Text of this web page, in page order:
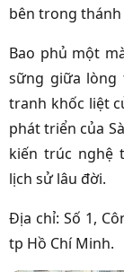
bên trong
Bao phủ một
sững giữa lòng
tranh khốc liệt
phát triển của
kiến trúc nghệ
lịch sử lâu đời.
Địa chỉ: Số 1,
tp Hồ Chí Minh.